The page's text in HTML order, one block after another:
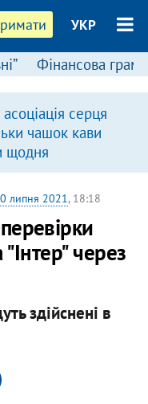
УКР
Фінансова
серця
чашок кави
щодня
липня 2021, 18:18
через
здійснені в